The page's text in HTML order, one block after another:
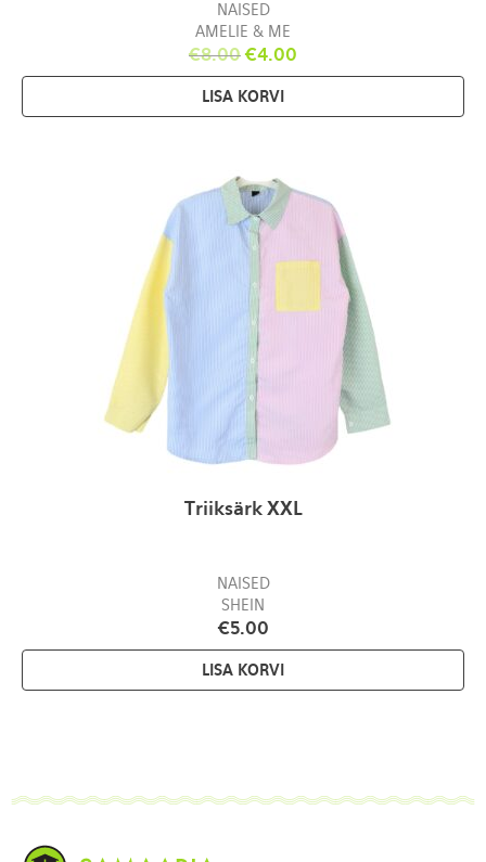
NAISED
AMELIE & ME
€8.00 €4.00
LISA KORVI
Triiksärk XXL
NAISED
SHEIN
€5.00
LISA KORVI